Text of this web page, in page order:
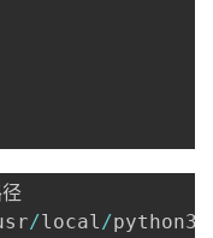
/local/python3